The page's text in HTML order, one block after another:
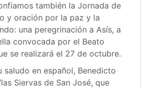
también la Jornada de
y oración por la paz y la
una peregrinación a Asís, a
convocada por el Beato
se realizará el 27 de octubre.
saludo en español, Benedicto
Siervas de San José, que